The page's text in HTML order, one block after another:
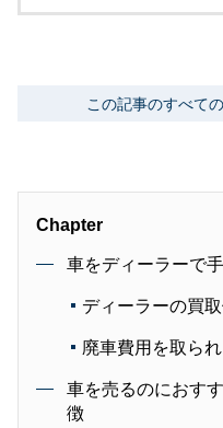
この記事のすべて
Chapter
車をディーラーで
ディーラーの買
廃車費用を取ら
車を売るのにおす
徴